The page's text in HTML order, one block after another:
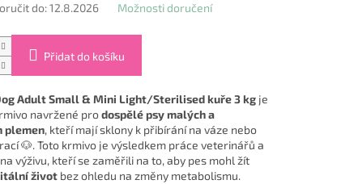
do: 12.8.2026 Možnosti doručení
Přidat do košíku
Adult Small & Mini Light/Sterilised kuře 3 kgje
navržené prodospělé psy malých a
plemen, kteří mají sklony k přibírání na váze nebo
🐶. Toto krmivo je výsledkem práce veterinářů a
výživu, kteří se zaměřili na to, aby pes mohl žít
životbez ohledu na změny metabolismu.